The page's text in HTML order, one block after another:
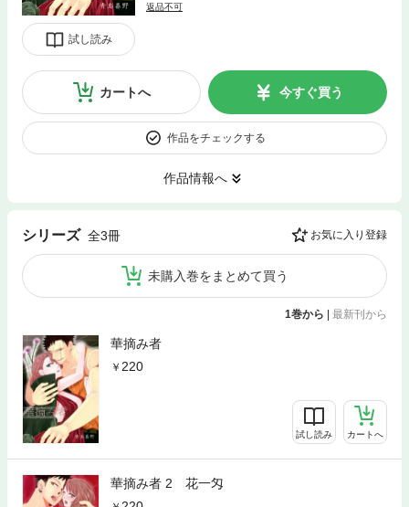
試し読み
返品不可
カートへ 今すぐ買う
作品をチェックする
作品情報へ
シリーズ 全3冊 お気に入り登録
未購入巻をまとめて買う
1巻から | 最新刊から
華摘み者
220
試し読み カートへ
華摘み者 2 花一匁